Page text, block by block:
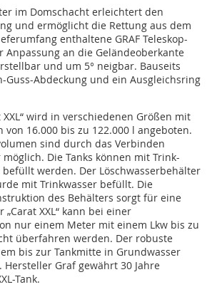
im Domschacht erleichtert den
und ermöglicht die Rettung aus dem
enthaltene GRAF Teleskop-
Anpassung an die Geländeoberkante
und um 5° neigbar. Bauseits
Guss-Abdeckung und ein Ausgleichsring
XXL“ wird in verschiedenen Größen mit
von 16.000 bis zu 122.000 l angeboten.
sind durch das Verbinden
Die Tanks können mit Trink-
befüllt werden. Der Löschwasserbehälter
mit Trinkwasser befüllt. Die
des Behälters sorgt für eine
XXL“ kann bei einer
nur einem Meter mit einem Lkw bis zu
überfahren werden. Der robuste
bis zur Tankmitte in Grundwasser
Graf gewährt 30 Jahre
Tank.